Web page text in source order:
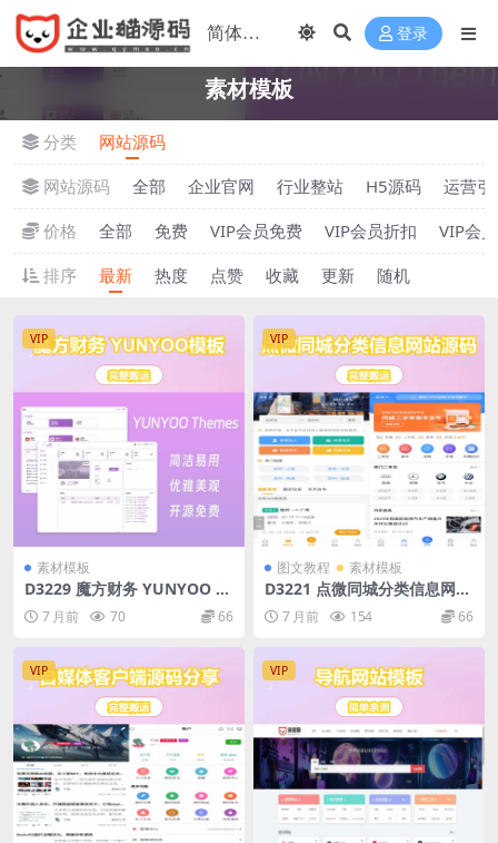
登录
素材模板
分类
网站源码
网站源码
全部 企业官网 行业整站 H5源码
运营引
价格
全部 免费 VIP会员免费 VIP会员折扣
VIP会
排序
最新 热度 点赞 收藏 更新 随机
VIP
素材模板
D3229 魔方财务 YUNYOO 购
物车+会员中心模板
7 月前 70 66
VIP
图文教程 素材模板
D3221 点微同城分类信息网站
源码，全套插件带微信小程序
前端附教程
7 月前 154 66
VIP VIP